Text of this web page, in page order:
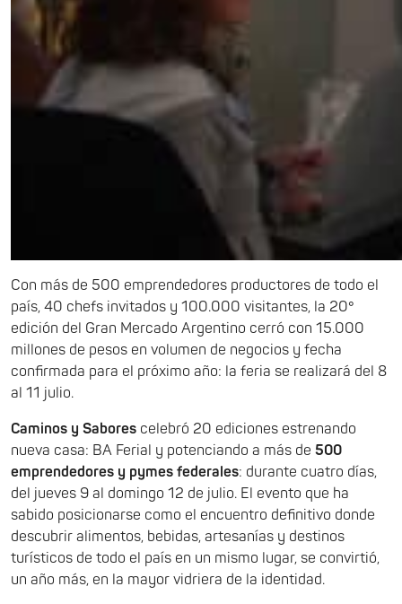
Con más de 500 emprendedores productores de todo el
país, 40 chefs invitados y 100.000 visitantes, la 20°
edición del Gran Mercado Argentino cerró con 15.000
millones de pesos en volumen de negocios y fecha
confirmada para el próximo año: la feria se realizará del 8
al 11 julio.
Caminos y Sabores celebró 20 ediciones estrenando
nueva casa: BA Ferial y potenciando a más de 500
emprendedores y pymes federales: durante cuatro días,
del jueves 9 al domingo 12 de julio. El evento que ha
sabido posicionarse como el encuentro definitivo donde
descubrir alimentos, bebidas, artesanías y destinos
turísticos de todo el país en un mismo lugar, se convirtió,
un año más, en la mayor vidriera de la identidad.